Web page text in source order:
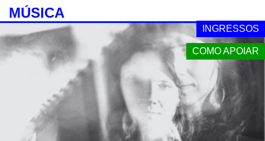
INGRESSOS
COMO APOIAR
MÚSICA